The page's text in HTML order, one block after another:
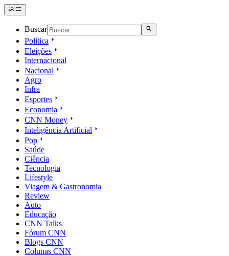
Buscar
Política
Eleições
Internacional
Nacional
Agro
Infra
Esportes
Economia
CNN Money
Inteligência Artificial
Pop
Saúde
Ciência
Tecnologia
Lifestyle
Viagem & Gastronomia
Review
Auto
Educação
CNN Talks
Fórum CNN
Blogs CNN
Colunas CNN